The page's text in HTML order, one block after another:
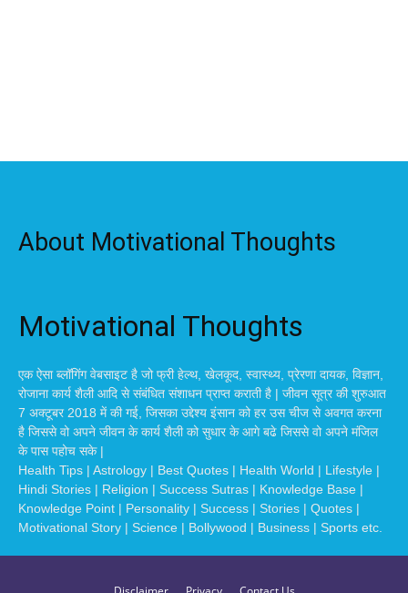
About Motivational Thoughts
Motivational Thoughts
एक ऐसा ब्लॉगिंग वेबसाइट है जो फ्री हेल्थ, खेलकूद, स्वास्थ्य, प्रेरणा दायक, विज्ञान,
रोजाना कार्य शैली आदि से संबंधित संशाधन प्राप्त कराती है | जीवन सूत्र की शुरुआत
7 अक्टूबर 2018 में की गई, जिसका उद्देश्य इंसान को हर उस चीज से अवगत करना
है जिससे वो अपने जीवन के कार्य शैली को सुधार के आगे बढे जिससे वो अपने मंजिल
के पास पहोच सके |
Health Tips | Astrology | Best Quotes | Health World | Lifestyle |
Hindi Stories | Religion | Success Sutras | Knowledge Base |
Knowledge Point | Personality | Success | Stories | Quotes |
Motivational Story | Science | Bollywood | Business | Sports etc.